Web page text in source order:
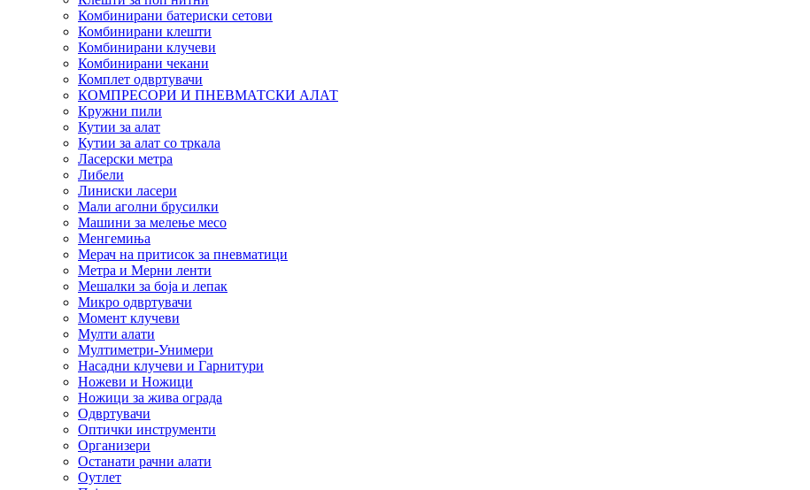
Комбинирани батериски сетови
Комбинирани клешти
Комбинирани клучеви
Комбинирани чекани
Комплет одвртувачи
КОМПРЕСОРИ И ПНЕВМАТСКИ АЛАТ
Кружни пили
Кутии за алат
Кутии за алат со тркала
Ласерски метра
Либели
Линиски ласери
Мали аголни брусилки
Машини за мелење месо
Менгемиња
Мерач на притисок за пневматици
Метра и Мерни ленти
Мешалки за боја и лепак
Микро одвртувачи
Момент клучеви
Мулти алати
Мултиметри-Унимери
Насадни клучеви и Гарнитури
Ножеви и Ножици
Ножици за жива ограда
Одвртувачи
Оптички инструменти
Организери
Останати рачни алати
Оутлет